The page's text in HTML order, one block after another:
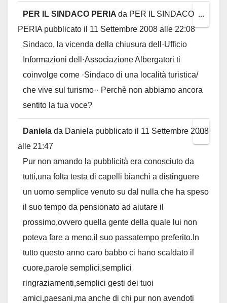
PER IL SINDACO PERIA da PER IL SINDACO
PERIA pubblicato il 11 Settembre 2008 alle 22:08
Sindaco, la vicenda della chiusura dell·Ufficio
Informazioni dell·Associazione Albergatori ti
coinvolge come ·Sindaco di una località turistica/
che vive sul turismo·· Perchè non abbiamo ancora
sentito la tua voce?
...
this
Daniela da Daniela pubblicato il 11 Settembre 2008
alle 21:47
Pur non amando la pubblicità era conosciuto da
tutti,una folta testa di capelli bianchi a distinguere
un uomo semplice venuto su dal nulla che ha speso
il suo tempo da pensionato ad aiutare il
prossimo,ovvero quella gente della quale lui non
poteva fare a meno,il suo passatempo preferito.In
tutto questo anno caro babbo ci hano scaldato il
cuore,parole semplici,semplici
ringraziamenti,semplici gesti dei tuoi
amici,paesani,ma anche di chi pur non avendoti
...Toggle
this